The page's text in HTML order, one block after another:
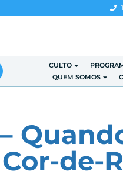
CULTO
QUEM SOMOS
de-